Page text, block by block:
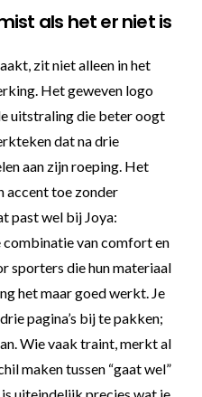
als het er niet is
zit niet alleen in het
Het geweven logo
uitstraling die beter oogt
dat na drie
aan zijn roeping. Het
accent toe zonder
past wel bij Joya:
combinatie van comfort en
sporters die hun materiaal
het maar goed werkt. Je
pagina’s bij te pakken;
Wie vaak traint, merkt al
maken tussen “gaat wel”